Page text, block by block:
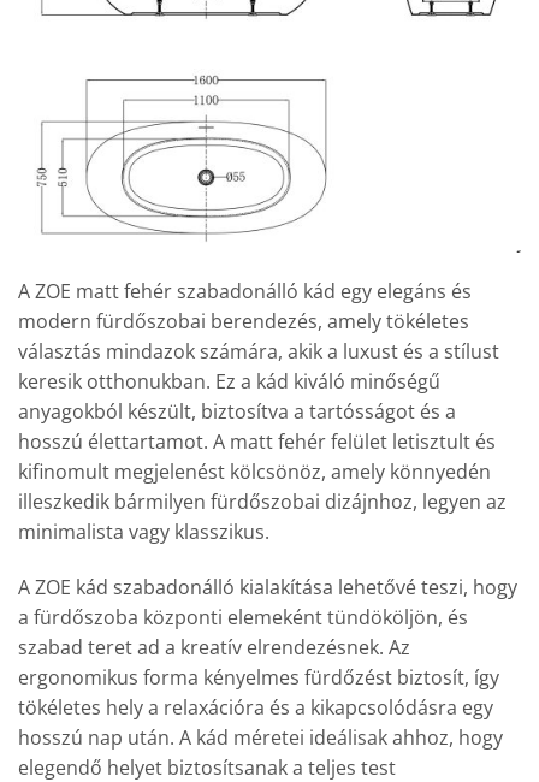
A ZOE matt fehér szabadonálló kád egy elegáns és
modern fürdőszobai berendezés, amely tökéletes
választás mindazok számára, akik a luxust és a stílust
keresik otthonukban. Ez a kád kiváló minőségű
anyagokból készült, biztosítva a tartósságot és a
hosszú élettartamot. A matt fehér felület letisztult és
kifinomult megjelenést kölcsönöz, amely könnyedén
illeszkedik bármilyen fürdőszobai dizájnhoz, legyen az
minimalista vagy klasszikus.
A ZOE kád szabadonálló kialakítása lehetővé teszi, hogy
a fürdőszoba központi elemeként tündököljön, és
szabad teret ad a kreatív elrendezésnek. Az
ergonomikus forma kényelmes fürdőzést biztosít, így
tökéletes hely a relaxációra és a kikapcsolódásra egy
hosszú nap után. A kád méretei ideálisak ahhoz, hogy
elegendő helyet biztosítsanak a teljes test